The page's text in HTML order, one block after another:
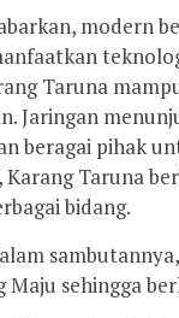
modern
Taruna
Jaringan
beragai pihak
Karang Taruna
bidang.
Maju sehingga